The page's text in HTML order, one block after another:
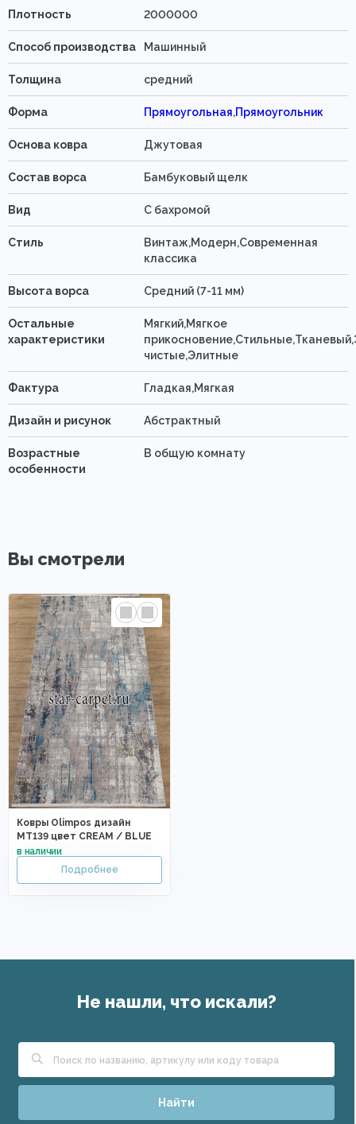
Плотность 2000000
Способ производства Машинный
Толщина средний
Форма Прямоугольная,Прямоугольник
Основа ковра Джутовая
Состав ворса Бамбуковый щелк
Вид C бахромой
Стиль
Винтаж,Модерн,Современная
классика
Высота ворса Средний (7-11 мм)
Остальные
характеристики
Мягкий,Мягкое
чистые,Элитные
Фактура Гладкая,Мягкая
Дизайн и рисунок Абстрактный
Возрастные
особенности
В общую комнату
Вы смотрели
Ковры Olimpos дизайн
MT139 цвет CREAM / BLUE
Не нашли, что искали?
Найти